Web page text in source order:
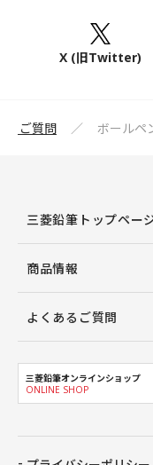
X (旧Twitter)
るご質問 ボールペ
三菱鉛筆トップペー
商品情報
よくあるご質問
三菱鉛筆オンラインショップ
ONLINE SHOP